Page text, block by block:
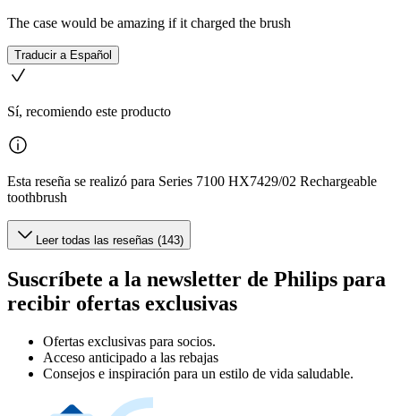
The case would be amazing if it charged the brush
Traducir a Español
Sí, recomiendo este producto
Esta reseña se realizó para Series 7100 HX7429/02 Rechargeable
toothbrush
Leer todas las reseñas (143)
Suscríbete a la newsletter de Philips para
recibir ofertas exclusivas
Ofertas exclusivas para socios.
Acceso anticipado a las rebajas
Consejos e inspiración para un estilo de vida saludable.